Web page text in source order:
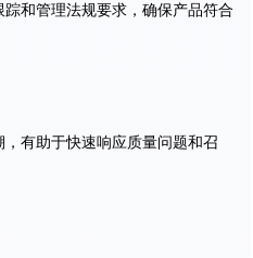
和管理法规要求，确保产品符合
有助于快速响应质量问题和召